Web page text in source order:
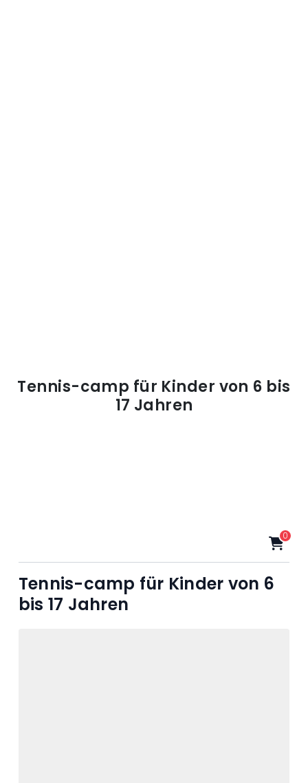
Tennis-camp für Kinder von 6 bis
17 Jahren
0
Tennis-camp für Kinder von 6
bis 17 Jahren